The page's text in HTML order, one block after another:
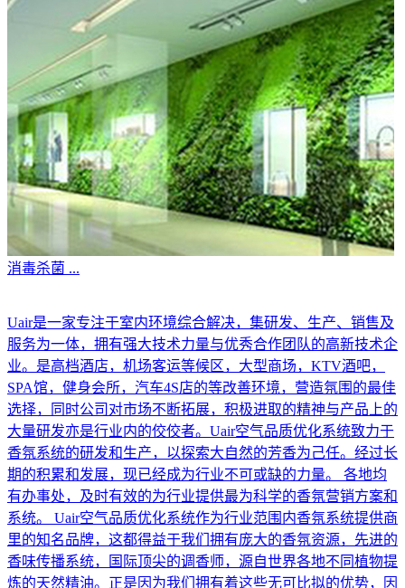
消毒杀菌 ...
Uair是一家专注于室内环境综合解决，集研发、生产、销售及
服务为一体，拥有强大技术力量与优秀合作团队的高新技术企
业。是高档酒店，机场客运等候区，大型商场，KTV酒吧，
SPA馆，健身会所，汽车4S店的等改善环境，营造氛围的最佳
选择，同时公司对市场不断拓展，积极进取的精神与产品上的
大量研发亦是行业内的佼佼者。Uair空气品质优化系统致力于
香氛系统的研发和生产，以探索大自然的芳香为己任。经过长
期的积累和发展，现已经成为行业不可或缺的力量。 各地均
有办事处，及时有效的为行业提供最为科学的香氛营销方案和
系统。 Uair空气品质优化系统作为行业范围内香氛系统提供商
里的知名品牌，这都得益于我们拥有庞大的香氛资源，先进的
香味传播系统，国际顶尖的调香师，源自世界各地不同植物提
炼的天然精油。正是因为我们拥有着这些无可比拟的优势，因